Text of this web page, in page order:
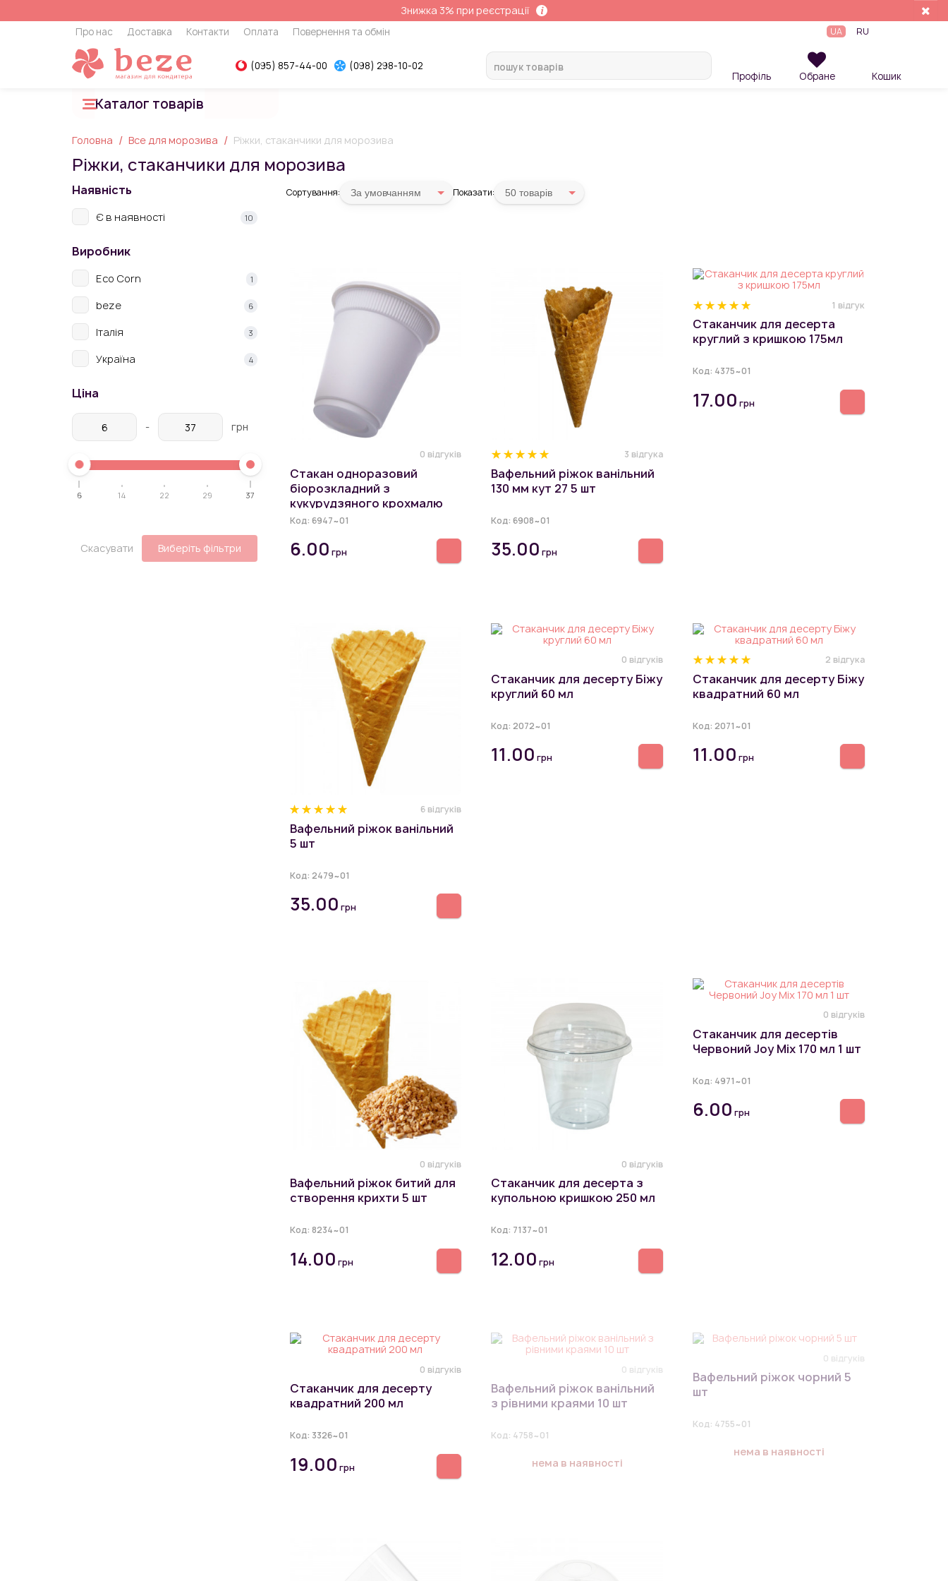
Знижка 3% при реєстрації
Про нас Доставка Контакти Оплата Повернення та обмін UA RU
(095) 857-44-00
(098) 298-10-02
Профіль
Обране Кошик
Каталог товарів
Головна Все для морозива Ріжки, стаканчики для морозива
Ріжки, стаканчики для морозива
Наявність
Є в наявності 10
Виробник
Eco Corn 1
beze 6
Італія 3
Україна 4
Ціна
- грн
6 14 22 29 37
Скасувати Виберіть фільтри
Сортування: За умовчанням Показати: 50 товарiв
0 відгуків
Стакан одноразовий
біорозкладний з
кукурудзяного крохмалю
270 мл
Код: 6947~01
6.00 грн
3 відгука
Вафельний ріжок ванільний
130 мм кут 27 5 шт
Код:6908~01
35.00 грн
1 відгук
Стаканчик для десерта
круглий з кришкою 175мл
Код: 4375~01
17.00 грн
6 відгуків
Вафельний ріжок ванільний
5 шт
Код: 2479~01
35.00 грн
0 відгуків
Стаканчик для десерту Біжу
круглий 60 мл
Код:2072~01
11.00 грн
2 відгука
Стаканчик для десерту Біжу
квадратний 60 мл
Код:2071~01
11.00 грн
0 відгуків
Вафельний ріжок битий для
створення крихти 5 шт
Код: 8234~01
14.00 грн
0 відгуків
Стаканчик для десерта з
купольною кришкою 250 мл
Код: 7137~01
12.00 грн
0 відгуків
Стаканчик для десертів
Червоний Joy Mix 170 мл 1 шт
Код: 4971~01
6.00 грн
0 відгуків
Стаканчик для десерту
квадратний 200 мл
Код: 3326~01
19.00 грн
0 відгуків
Вафельний ріжок ванільний
з рівними краями 10 шт
Код: 4758~01
нема в наявності
0 відгуків
Вафельний ріжок чорний 5
шт
Код: 4755~01
нема в наявності